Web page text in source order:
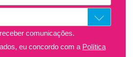
comunicações.
eu concordo com a Política